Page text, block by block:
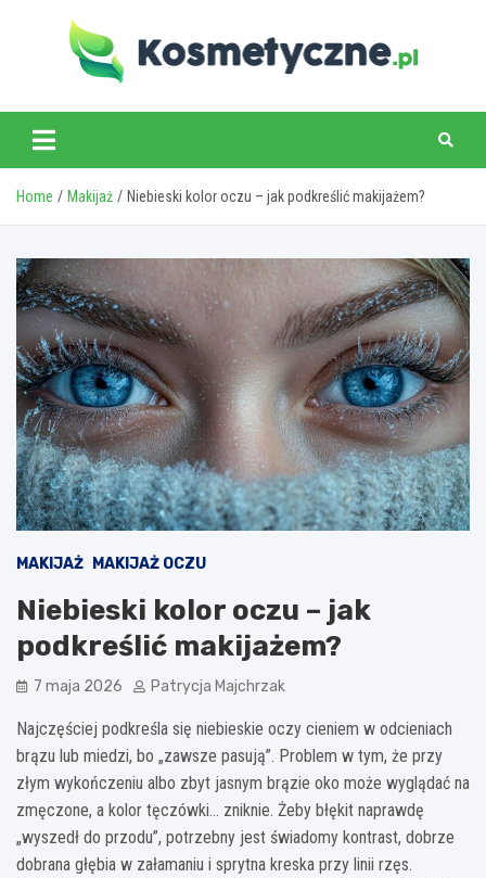
www.kosmetyczne.pl
Home Makijaż Niebieski kolor oczu – jak podkreślić makijażem?
MAKIJAŻ MAKIJAŻ OCZU
Niebieski kolor oczu – jak
podkreślić makijażem?
7 maja 2026 Patrycja Majchrzak
Najczęściej podkreśla się niebieskie oczy cieniem w odcieniach
brązu lub miedzi, bo „zawsze pasują”. Problem w tym, że przy
złym wykończeniu albo zbyt jasnym brązie oko może wyglądać na
zmęczone, a kolor tęczówki… zniknie. Żeby błękit naprawdę
„wyszedł do przodu”, potrzebny jest świadomy kontrast, dobrze
dobrana głębia w załamaniu i sprytna kreska przy linii rzęs.